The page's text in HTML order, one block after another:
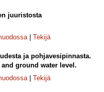
juuristosta
| Tekijä
ja pohjavesipinnasta.
ground water level.
| Tekijä